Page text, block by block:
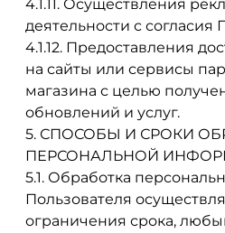
4.1.11. Осуществления
деятельности с согласия
4.1.12. Предоставления
на сайты или сервисы
магазина с целью
обновлений и услуг.
5. СПОСОБЫ И СРОКИ
ПЕРСОНАЛЬНОЙ
5.1. Обработка
Пользователя
ограничения срока,